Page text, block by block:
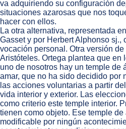
va adquiriendo su configuración
situaciones azarosas que nos
hacer con ellos.
La otra alternativa, representada
Gasset y por Herbert Alphonso sj.,
vocación personal. Otra versión
Aristóteles. Ortega plantea que en
uno de nosotros hay un temple de
amar, que no ha sido decidido por
las acciones voluntarias a partir
vida interior y exterior. Las
como criterio este temple interior.
tienen como objeto. Ese temple
modificable por ningún